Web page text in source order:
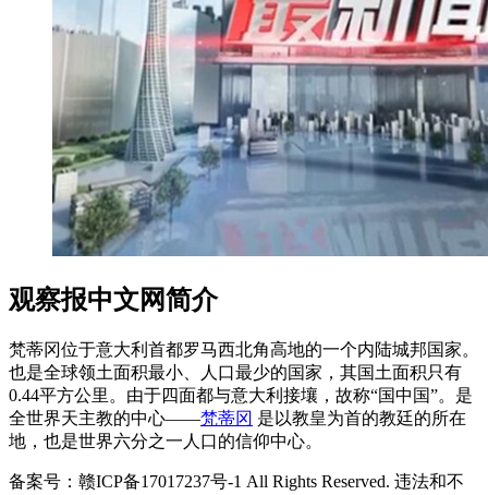
观察报中文网简介
梵蒂冈位于意大利首都罗马西北角高地的一个内陆城邦国家。
也是全球领土面积最小、人口最少的国家，其国土面积只有
0.44平方公里。由于四面都与意大利接壤，故称“国中国”。是
全世界天主教的中心——梵蒂冈 是以教皇为首的教廷的所在
地，也是世界六分之一人口的信仰中心。
备案号：赣ICP备17017237号-1 All Rights Reserved. 违法和不